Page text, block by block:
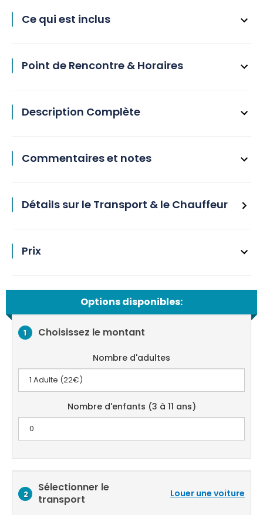
Ce qui est inclus
Point de Rencontre & Horaires
Description Complète
Commentaires et notes
Détails sur le Transport & le Chauffeur
Prix
Options disponibles:
1 Choisissez le montant
Nombre d'adultes
Nombre d'enfants (3 à 11 ans)
2
Sélectionner le
transport
Louer une voiture